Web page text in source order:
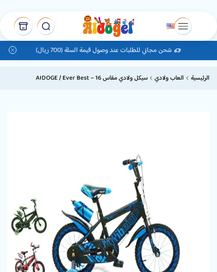
شحن مجاني للطلبات عند وصول قيمة السلة (700 ريال)
الرئيسية العاب ولادي سيكل ولادي مقاس 16 – AIDOGE / Ever Best